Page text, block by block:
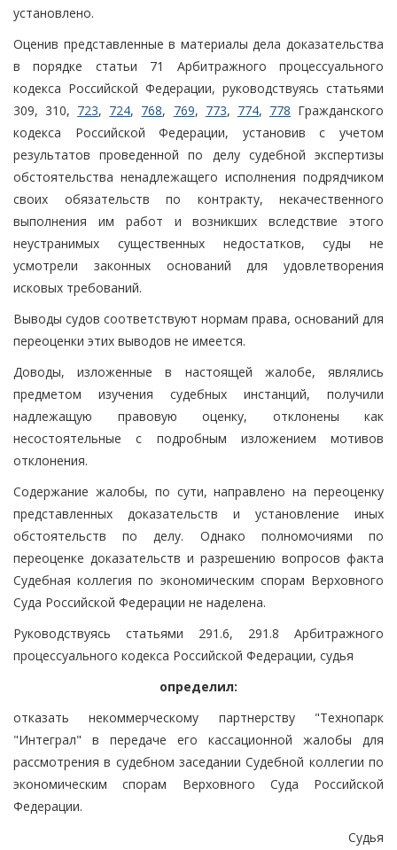
установлено.
Оценив представленные в материалы дела доказательства
в порядке статьи 71 Арбитражного процессуального
кодекса Российской Федерации, руководствуясь статьями
309, 310, 723, 724, 768, 769, 773, 774, 778 Гражданского
кодекса Российской Федерации, установив с учетом
результатов проведенной по делу судебной экспертизы
обстоятельства ненадлежащего исполнения подрядчиком
своих обязательств по контракту, некачественного
выполнения им работ и возникших вследствие этого
неустранимых существенных недостатков, суды не
усмотрели законных оснований для удовлетворения
исковых требований.
Выводы судов соответствуют нормам права, оснований для
переоценки этих выводов не имеется.
Доводы, изложенные в настоящей жалобе, являлись
предметом изучения судебных инстанций, получили
надлежащую правовую оценку, отклонены как
несостоятельные с подробным изложением мотивов
отклонения.
Содержание жалобы, по сути, направлено на переоценку
представленных доказательств и установление иных
обстоятельств по делу. Однако полномочиями по
переоценке доказательств и разрешению вопросов факта
Судебная коллегия по экономическим спорам Верховного
Суда Российской Федерации не наделена.
Руководствуясь статьями 291.6, 291.8 Арбитражного
процессуального кодекса Российской Федерации, судья
определил:
отказать некоммерческому партнерству "Технопарк
"Интеграл" в передаче его кассационной жалобы для
рассмотрения в судебном заседании Судебной коллегии по
экономическим спорам Верховного Суда Российской
Федерации.
Судья